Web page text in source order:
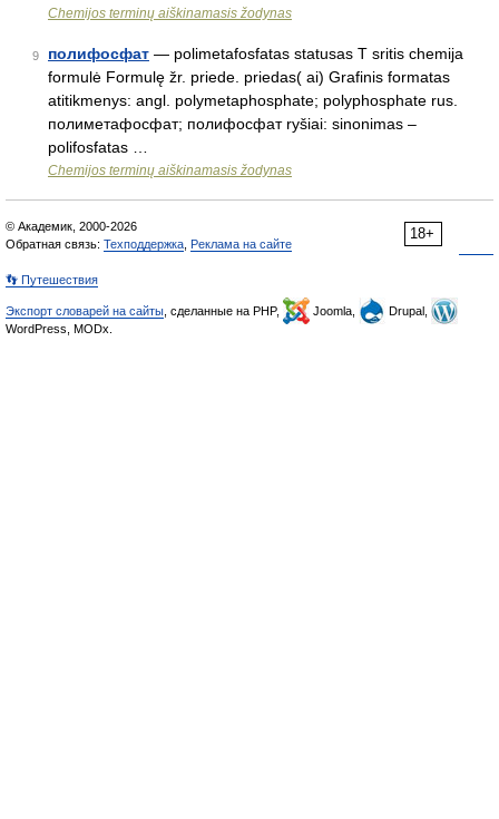
Chemijos terminų aiškinamasis žodynas
9 полифосфат — polimetafosfatas statusas T sritis chemija
formulė Formulę žr. priede. priedas( ai) Grafinis formatas
atitikmenys: angl. polymetaphosphate; polyphosphate rus.
полиметафосфат; полифосфат ryšiai: sinonimas –
polifosfatas …
Chemijos terminų aiškinamasis žodynas
18+
© Академик, 2000-2026
Обратная связь: Техподдержка Реклама на сайте
👣 Путешествия
Экспорт словарей на сайты , сделанные на PHP, Joomla,
Drupal,
WordPress, MODx.